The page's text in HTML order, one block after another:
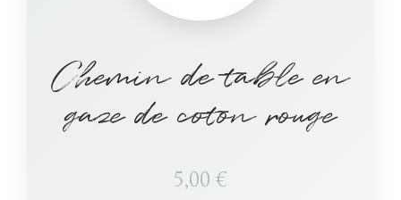
Chemin de table en
gaze de coton rouge
5,00 €